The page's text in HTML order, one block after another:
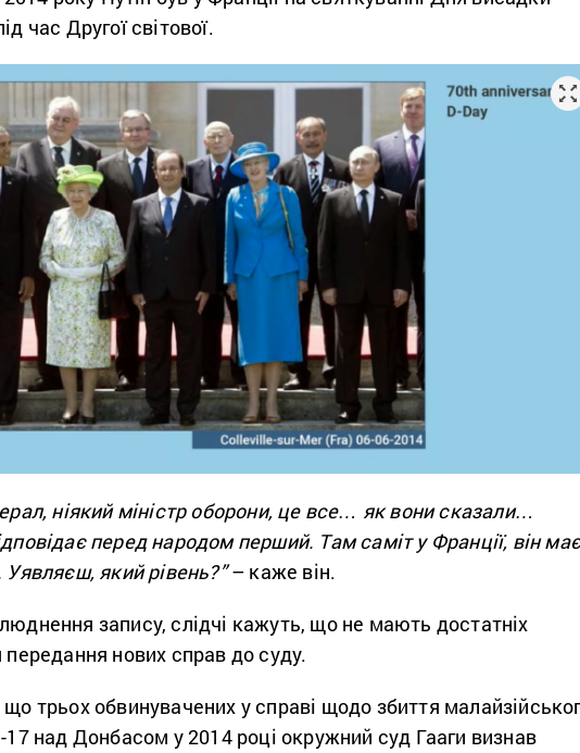
час Другої світової.
ніякий міністр оборони, це все… як вони сказали…
перед народом перший. Там саміт у Франції, він
який рівень?”– каже він.
запису, слідчі кажуть, що не мають достатніх
передання нових справ до суду.
трьох обвинувачених у справі щодо збиття
17 над Донбасом у 2014 році окружний суд Гааги визнав